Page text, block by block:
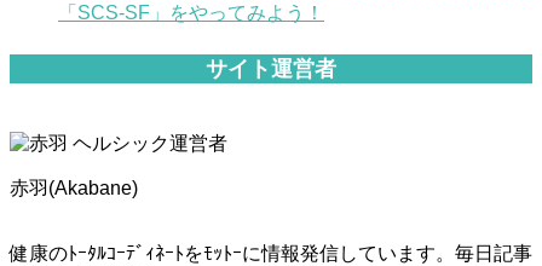
「SCS-SF」をやってみよう！
サイト運営者
赤羽(Akabane)
健康のﾄｰﾀﾙｺｰﾃﾞｨﾈｰﾄをﾓｯﾄｰに情報発信しています。毎日記事